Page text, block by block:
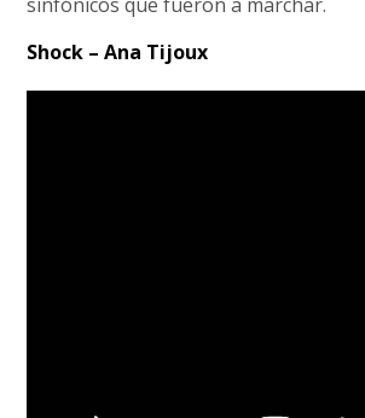
Shock – Ana Tijoux